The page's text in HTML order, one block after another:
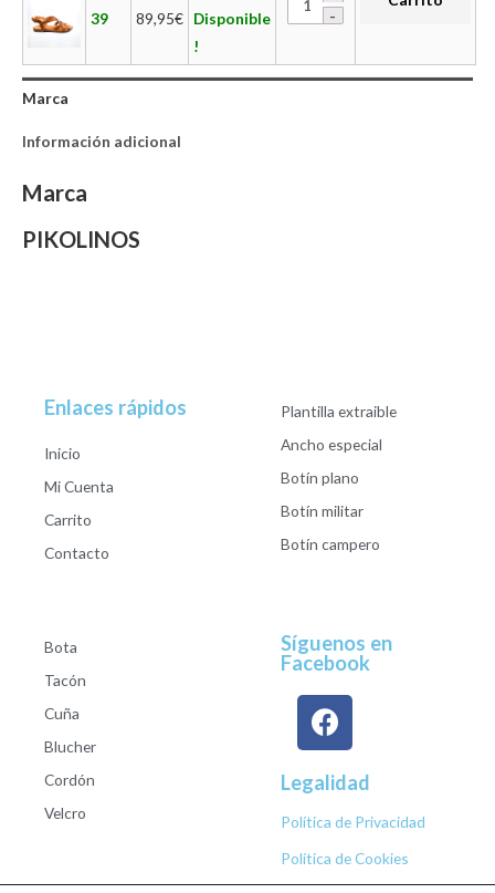
39 89,95€ Disponible
!
Marca
Información adicional
Marca
PIKOLINOS
Enlaces rápidos
Inicio
Mi Cuenta
Carrito
Contacto
Plantilla extraible
Ancho especial
Botín plano
Botín militar
Botín campero
Bota
Tacón
Cuña
Blucher
Cordón
Velcro
Síguenos en
Facebook
Legalidad
Política de Privacidad
Política de Cookies